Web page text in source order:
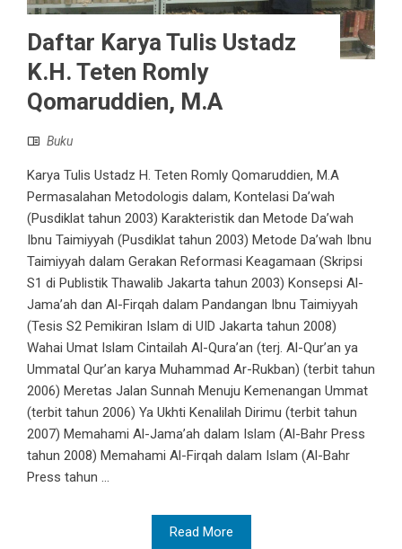
Daftar Karya Tulis Ustadz
K.H. Teten Romly
Qomaruddien, M.A
Buku
Karya Tulis Ustadz H. Teten Romly Qomaruddien, M.A
Permasalahan Metodologis dalam, Kontelasi Da’wah
(Pusdiklat tahun 2003) Karakteristik dan Metode Da’wah
Ibnu Taimiyyah (Pusdiklat tahun 2003) Metode Da’wah Ibnu
Taimiyyah dalam Gerakan Reformasi Keagamaan (Skripsi
S1 di Publistik Thawalib Jakarta tahun 2003) Konsepsi Al-
Jama’ah dan Al-Firqah dalam Pandangan Ibnu Taimiyyah
(Tesis S2 Pemikiran Islam di UID Jakarta tahun 2008)
Wahai Umat Islam Cintailah Al-Qura’an (terj. Al-Qur’an ya
Ummatal Qur’an karya Muhammad Ar-Rukban) (terbit tahun
2006) Meretas Jalan Sunnah Menuju Kemenangan Ummat
(terbit tahun 2006) Ya Ukhti Kenalilah Dirimu (terbit tahun
2007) Memahami Al-Jama’ah dalam Islam (Al-Bahr Press
tahun 2008) Memahami Al-Firqah dalam Islam (Al-Bahr
Press tahun ...
Read More